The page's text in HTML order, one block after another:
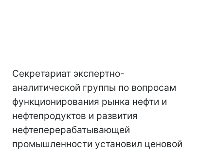
Секретариат экспертно-
аналитической группы по вопросам
функционирования рынка нефти и
нефтепродуктов и развития
нефтеперерабатывающей
промышленности установил ценовой